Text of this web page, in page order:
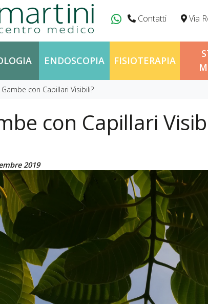
Contatti Via
ENDOSCOPIA FISIOTERAPIA
Gambe con Capillari Visibili?
con Capillari
il 2019